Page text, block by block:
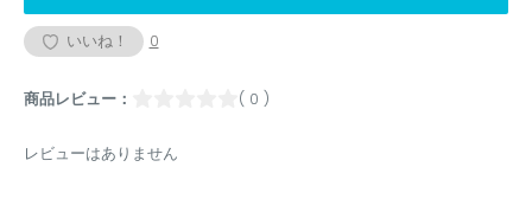
いいね！ 0
商品レビュー： ( 0 )
レビューはありません